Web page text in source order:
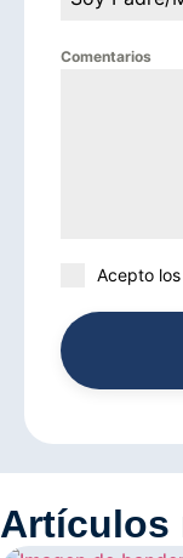
Comentarios
Acepto los
Artículos